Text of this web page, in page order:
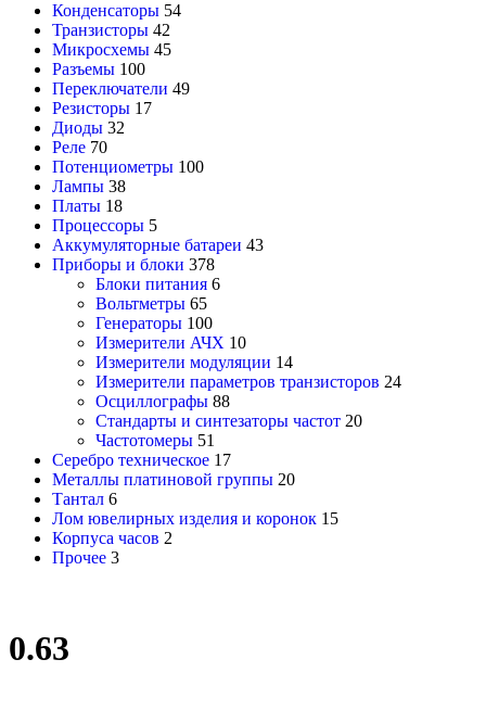
Конденсаторы 54
Транзисторы 42
Микросхемы 45
Разъемы 100
Переключатели 49
Резисторы 17
Диоды 32
Реле 70
Потенциометры 100
Лампы 38
Платы 18
Процессоры 5
Аккумуляторные батареи 43
Приборы и блоки 378
Блоки питания 6
Вольтметры 65
Генераторы 100
Измерители АЧХ 10
Измерители модуляции 14
Измерители параметров транзисторов 24
Осциллографы 88
Стандарты и синтезаторы частот 20
Частотомеры 51
Серебро техническое 17
Металлы платиновой группы 20
Тантал 6
Лом ювелирных изделия и коронок 15
Корпуса часов 2
Прочее 3
0.63